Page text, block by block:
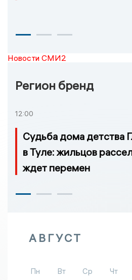
Новости СМИ2
Регион бренд
12:00
Судьба дома детства
в Туле: жильцов
ждет перемен
АВГУСТ
Пн Вт Ср Чт